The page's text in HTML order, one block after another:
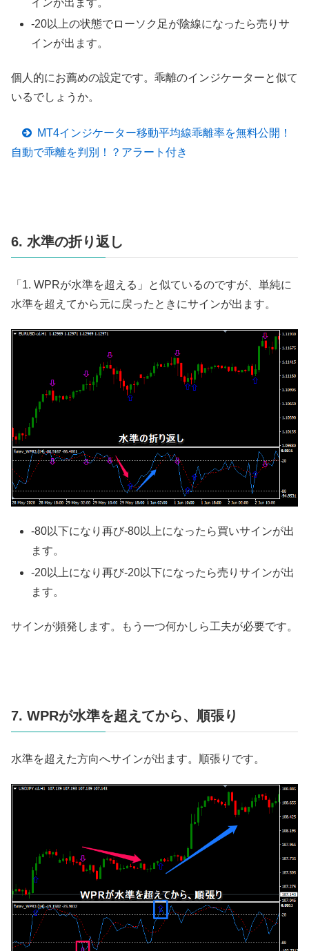
-20以上の状態でローソク足が陰線になったら売りサ
インが出ます。
個人的にお薦めの設定です。乖離のインジケーターと似て
いるでしょうか。
MT4インジケーター移動平均線乖離率を無料公開！
自動で乖離を判別！？アラート付き
6. 水準の折り返し
「1. WPRが水準を超える」と似ているのですが、単純に
水準を超えてから元に戻ったときにサインが出ます。
-80以下になり再び-80以上になったら買いサインが出
ます。
-20以上になり再び-20以下になったら売りサインが出
ます。
サインが頻発します。もう一つ何かしら工夫が必要です。
7. WPRが水準を超えてから、順張り
水準を超えた方向へサインが出ます。順張りです。